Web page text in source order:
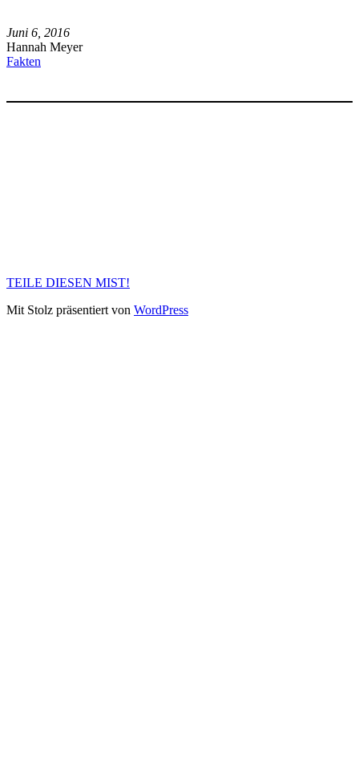
Juni 6, 2016
Hannah Meyer
Fakten
TEILE DIESEN MIST!
Mit Stolz präsentiert von WordPress